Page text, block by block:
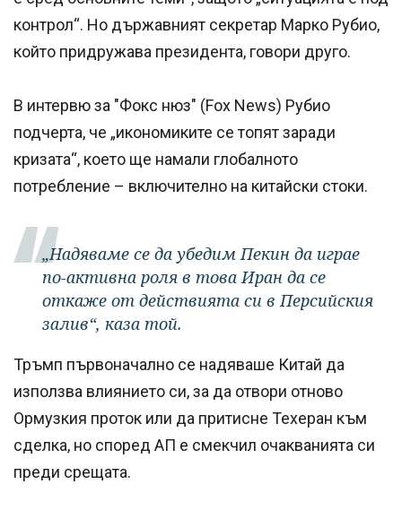
контрол“. Но държавният секретар Марко Рубио,
който придружава президента, говори друго.
В интервю за "Фокс нюз" (Fox News) Рубио
подчерта, че „икономиките се топят заради
кризата“, което ще намали глобалното
потребление – включително на китайски стоки.
„Надяваме се да убедим Пекин да играе
по-активна роля в това Иран да се
откаже от действията си в Персийския
залив“, каза той.
Тръмп първоначално се надяваше Китай да
използва влиянието си, за да отвори отново
Ормузкия проток или да притисне Техеран към
сделка, но според AП е смекчил очакванията си
преди срещата.